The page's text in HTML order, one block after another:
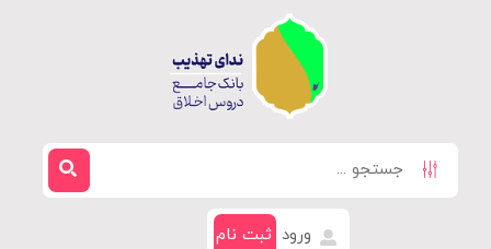
ورود ثبت نام